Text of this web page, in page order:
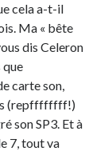
personnelle
personnelle
toute
cela a-t-il
Ma « bête
dis Celeron
que
carte son,
(repffffffff!)
son SP3. Et à
7, tout va